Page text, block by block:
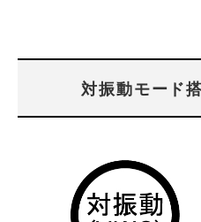
対振動モード